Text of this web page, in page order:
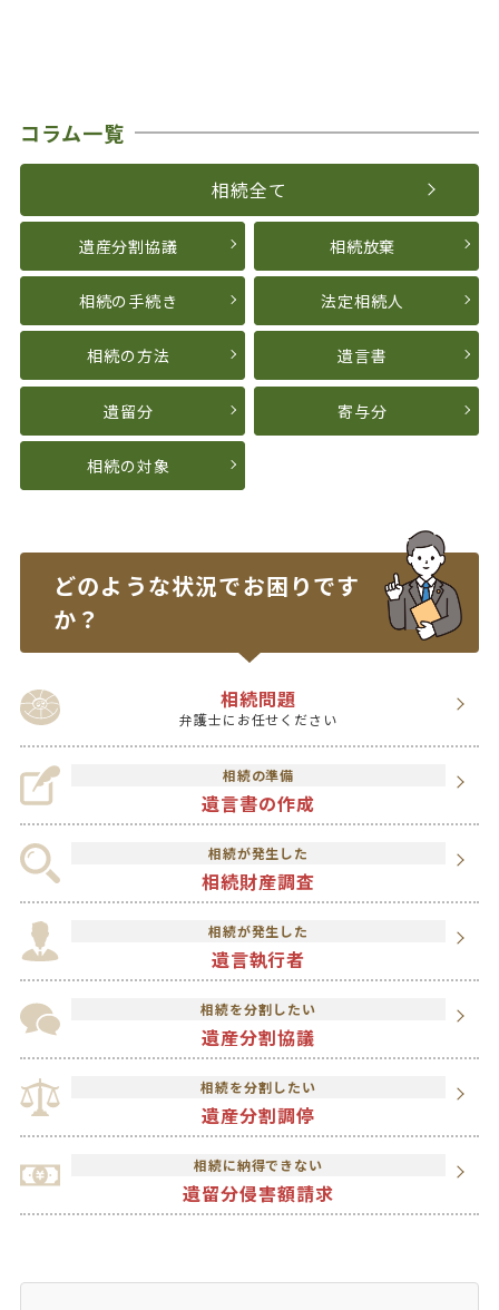
コラム一覧
相続全て
遺産分割協議 相続放棄
相続の手続き 法定相続人
相続の方法 遺言書
遺留分 寄与分
相続の対象
どのような状況でお困りです
か？
相続問題
弁護士にお任せください
相続の準備
遺言書の作成
相続が発生した
相続財産調査
相続が発生した
遺言執行者
相続を分割したい
遺産分割協議
相続を分割したい
遺産分割調停
相続に納得できない
遺留分侵害額請求